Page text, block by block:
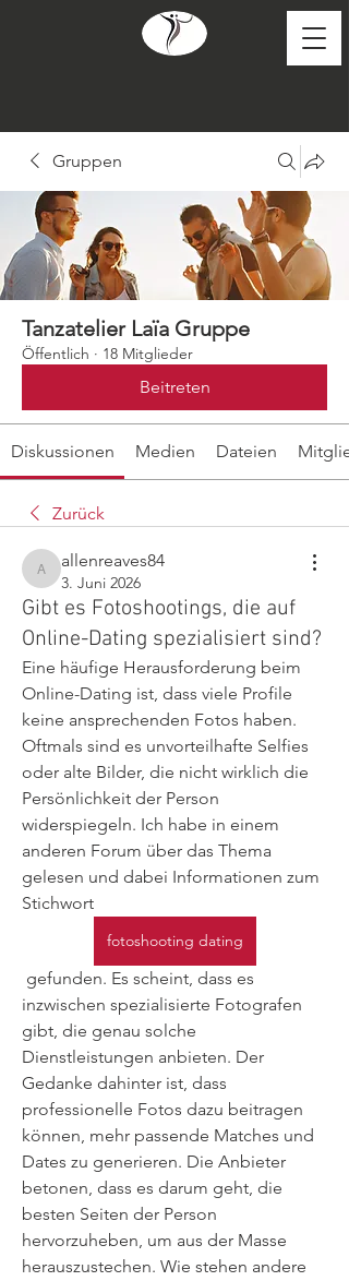
Gruppen
Tanzatelier Laïa Gruppe
Öffentlich · 18 Mitglieder
Beitreten
Diskussionen Medien Dateien
Zurück
allenreaves84
allenreaves84
3. Juni 2026
Gibt es Fotoshootings, die auf
Online-Dating spezialisiert sind?
Eine häufige Herausforderung beim
Online-Dating ist, dass viele Profile
keine ansprechenden Fotos haben.
Oftmals sind es unvorteilhafte Selfies
oder alte Bilder, die nicht wirklich die
Persönlichkeit der Person
widerspiegeln. Ich habe in einem
anderen Forum über das Thema
gelesen und dabei Informationen zum
Stichwort
fotoshooting dating
inzwischen spezialisierte Fotografen
gibt, die genau solche
Dienstleistungen anbieten. Der
Gedanke dahinter ist, dass
professionelle Fotos dazu beitragen
können, mehr passende Matches und
Dates zu generieren. Die Anbieter
betonen, dass es darum geht, die
besten Seiten der Person
hervorzuheben, um aus der Masse
herauszustechen. Wie stehen andere